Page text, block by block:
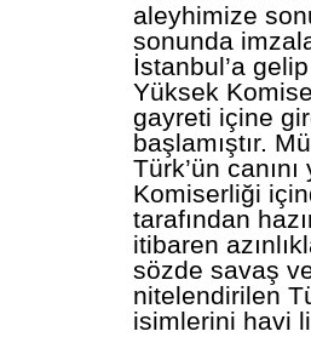
aleyhimize
sonunda
İstanbul’a
Yüksek
gayreti içine
başlamıştır.
Türk’ün
Komiserliği
tarafından
itibaren
sözde savaş
nitelendirilen
isimlerini havi